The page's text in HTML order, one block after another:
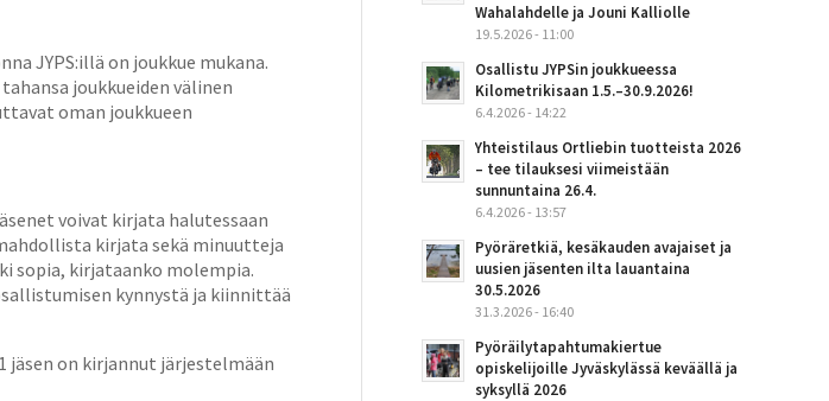
JYPS:illä on joukkue mukana.
joukkueiden välinen
oman joukkueen
voivat kirjata halutessaan
kirjata sekä minuutteja
sopia, kirjataanko molempia.
kynnystä ja kiinnittää
jäsen on kirjannut järjestelmään
Wahalahdelle ja Jouni Kalliolle
19.5.2026 - 11:00
Osallistu JYPSin joukkueessa
Kilometrikisaan 1.5.–30.9.2026!
6.4.2026 - 14:22
Yhteistilaus Ortliebin tuotteista 2026
– tee tilauksesi viimeistään
sunnuntaina 26.4.
6.4.2026 - 13:57
Pyöräretkiä, kesäkauden avajaiset ja
uusien jäsenten ilta lauantaina
30.5.2026
31.3.2026 - 16:40
Pyöräilytapahtumakiertue
opiskelijoille Jyväskylässä keväällä ja
syksyllä 2026